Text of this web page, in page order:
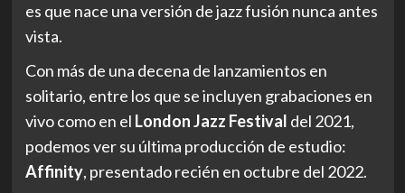
es que nace una versión de jazz fusión nunca antes
vista.
Con más de una decena de lanzamientos en
solitario, entre los que se incluyen grabaciones en
vivo como en el London Jazz Festival del 2021,
podemos ver su última producción de estudio:
Affinity, presentado recién en octubre del 2022.